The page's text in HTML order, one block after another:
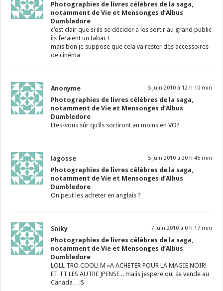
Photographies de livres célèbres de la saga,
notamment de Vie et Mensonges d’Albus
Dumbledore
c’est clair que si ils se décider a les sortir au grand public
ils feraient un tabac !
mais bon je suppose que cela va rester des accessoires
de cinéma
Anonyme 5 juin 2010 à 12 h 10 min
Photographies de livres célèbres de la saga,
notamment de Vie et Mensonges d’Albus
Dumbledore
Etes-vous sûr qu’ils sortiront au moins en VO?
lagosse 5 juin 2010 à 20 h 46 min
Photographies de livres célèbres de la saga,
notamment de Vie et Mensonges d’Albus
Dumbledore
On peut les acheter en anglais ?
Sniky 7 juin 2010 à 0 h 17 min
Photographies de livres célèbres de la saga,
notamment de Vie et Mensonges d’Albus
Dumbledore
LOLL TRO COOL! M »A ACHETER POUR LA MAGIE NOIR!
ET TT LES AUTRE JPENSE .. maiis jespere qui se vende au
Canada…:S